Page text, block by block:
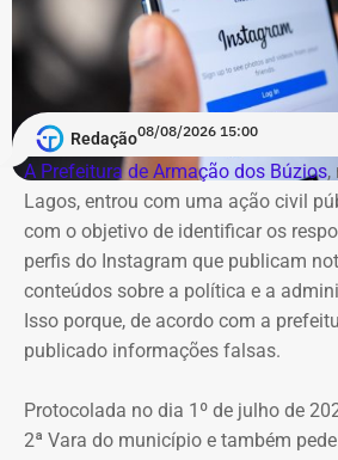
Igor Domingos Marques da
Silva
8
Danielle Christian Ribeiro
Barros
9
Fernando Cezar Jorge
Hakme
10 Edmilson Suassuna da Silva R$
Redação08/08/2026 15:00
A Prefeitura de Armação dos Búzios,
Lagos, entrou com uma ação civil
com o objetivo de identificar os
perfis do Instagram que publicam
conteúdos sobre a política e a
Isso porque, de acordo com a
publicado informações falsas.
Protocolada no dia 1º de julho de
2ª Vara do município e também